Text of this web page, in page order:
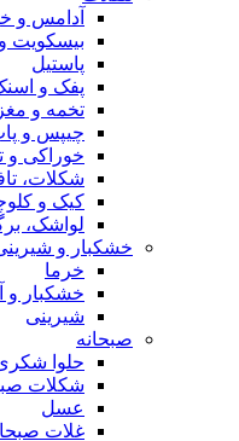
آدامس و
بیسکویت و
پاستیل
پفک و
تخمه و
چیپس و
خوراکی
شکلات،
کیک و
لواشک،
خشکبار و
خرما
خشکبار و
شیرینی
صبحانه
حلوا
شکلات
عسل
غلات